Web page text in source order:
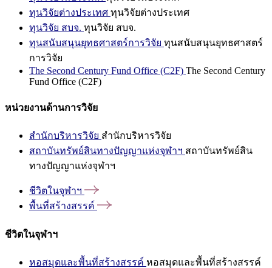
ทุนวิจัยต่างประเทศ ทุนวิจัยต่างประเทศ
ทุนวิจัย สบจ. ทุนวิจัย สบจ.
ทุนสนับสนุนยุทธศาสตร์การวิจัย ทุนสนับสนุนยุทธศาสตร์
การวิจัย
The Second Century Fund Office (C2F) The Second Century
Fund Office (C2F)
หน่วยงานด้านการวิจัย
สำนักบริหารวิจัย สำนักบริหารวิจัย
สถาบันทรัพย์สินทางปัญญาแห่งจุฬาฯ สถาบันทรัพย์สิน
ทางปัญญาแห่งจุฬาฯ
ชีวิตในจุฬาฯ
พื้นที่สร้างสรรค์
ชีวิตในจุฬาฯ
หอสมุดและพื้นที่สร้างสรรค์ หอสมุดและพื้นที่สร้างสรรค์